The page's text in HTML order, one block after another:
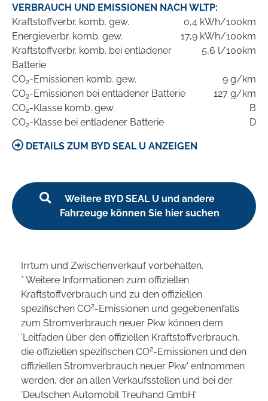
VERBRAUCH UND EMISSIONEN NACH WLTP:
Kraftstoffverbr. komb. gew.
0,4 kWh/100km
Energieverbr. komb. gew.
17,9 kWh/100km
Kraftstoffverbr. komb. bei entladener
Batterie
5,6 l/100km
CO2-Emissionen komb. gew.
9 g/km
CO2-Emissionen bei entladener Batterie
127 g/km
CO2-Klasse komb. gew.
B
CO2-Klasse bei entladener Batterie D
DETAILS ZUM BYD SEAL U ANZEIGEN
Weitere BYD SEAL U und andere
Fahrzeuge können Sie hier suchen
Irrtum und Zwischenverkauf vorbehalten.
* Weitere Informationen zum offiziellen
Kraftstoffverbrauch und zu den offiziellen
spezifischen CO2-Emissionen und gegebenenfalls
zum Stromverbrauch neuer Pkw können dem
'Leitfaden über den offiziellen Kraftstoffverbrauch,
die offiziellen spezifischen CO2-Emissionen und den
offiziellen Stromverbrauch neuer Pkw' entnommen
werden, der an allen Verkaufsstellen und bei der
'Deutschen Automobil Treuhand GmbH'